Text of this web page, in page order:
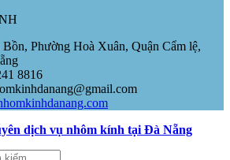
Phường Hoà Xuân, Quận Cẩm lệ,
8816
dịch vụ nhôm kính tại Đà Nẵng